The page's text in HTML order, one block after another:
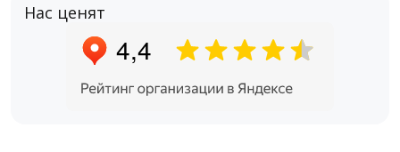
Нас ценят